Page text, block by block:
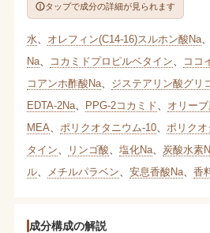
タップで成分の詳細が見られます
水 オレフィン(C14-16)スルホン酸Na、
Na、 コカミドプロピルベタイン ココ
コアンホ酢酸Na、 ジステアリン酸グリ
EDTA-2Na、 PPG-2コカミド オリー
MEA
ポリクオタニウム-10、 ポリク
タイン
リンゴ酸 塩化Na、 炭酸水素
ル、 メチルパラベン 安息香酸Na、 香
成分構成の解説